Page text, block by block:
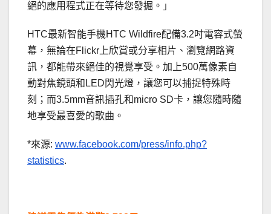
絕的應用程式正在等待您發掘。」
HTC最新智能手機HTC Wildfire配備3.2吋電容式螢
幕，無論在Flickr上欣賞或分享相片、瀏覽網路資
訊，都能帶來絕佳的視覺享受。加上500萬像素自
動對焦鏡頭和LED閃光燈，讓您可以捕捉特殊時
刻；而3.5mm音訊插孔和micro SD卡，讓您隨時隨
地享受最喜愛的歌曲。
*來源: www.facebook.com/press/info.php?
statistics.